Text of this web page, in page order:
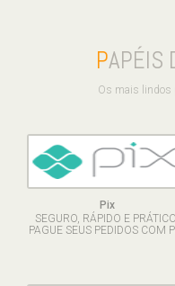
PAPÉIS
Os mais lindos
Pix
SEGURO, RÁPIDO E
PAGUE SEUS PEDIDOS COM